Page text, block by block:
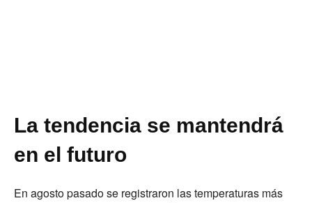
La tendencia se mantendrá
en el futuro
En agosto pasado se registraron las temperaturas más